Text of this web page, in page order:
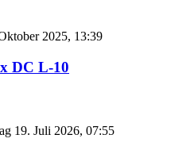
2025, 13:39
DC L-10
19. Juli 2026, 07:55